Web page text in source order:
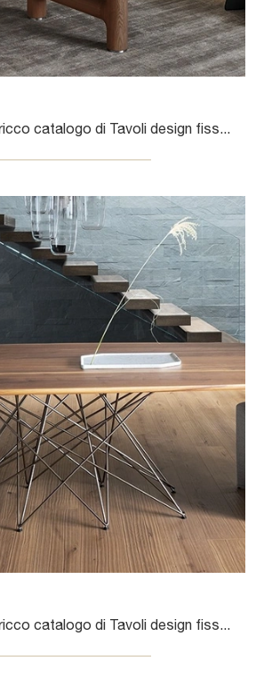
Clicca e scopri un ricco catalogo di Tavoli design fissi da pranzo! Il modello Pivot Marmo di Bonaldo ti attende.
Clicca e scopri un ricco catalogo di Tavoli design fissi da pranzo! Il modello Octa Wood di Bonaldo ti sta aspettando.